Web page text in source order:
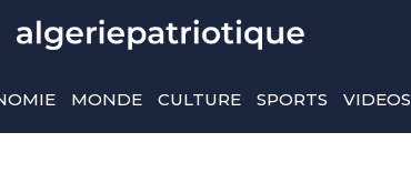
MONDE CULTURE SPORTS VIDEOS